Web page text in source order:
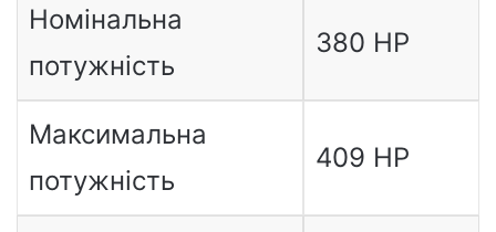
Номінальна
потужність
380 HP
Максимальна
потужність
409 HP